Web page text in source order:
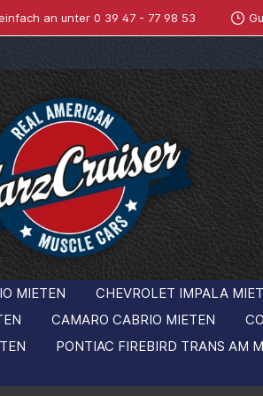
an unter 0 39 47 - 77 98 53
MIETEN CHEVROLET IMPALA
CAMARO CABRIO MIETEN
PONTIAC FIREBIRD TRANS AM